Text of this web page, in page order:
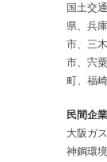
国土交
県、兵
市、三
市、宍
町、福
民間企業
大阪ガ
神鋼環